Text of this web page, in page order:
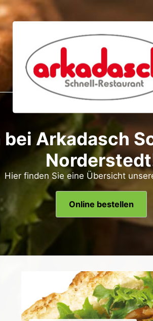
Arkadasch
Hier finden Sie eine Übersicht
Online bestellen